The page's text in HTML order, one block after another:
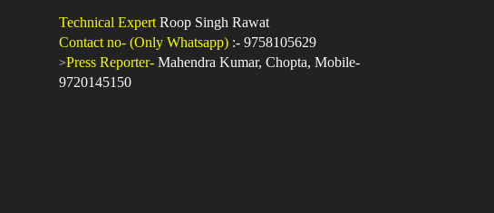
Technical ExpertRoop Singh Rawat
Contact no- (Only Whatsapp) :- 9758105629
>Press Reporter-Mahendra Kumar, Chopta, Mobile-
9720145150